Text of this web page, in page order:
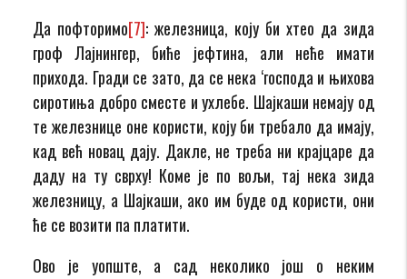
Да пофторимо[7]: железница, коју би хтео да зида
гроф Лајнингер, биће јефтина, али неће имати
прихода. Гради се зато, да се нека ‘господа и њихова
сиротиња добро сместе и ухлебе. Шајкаши немају од
те железнице оне користи, коју би требало да имају,
кад већ новац дају. Дакле, не треба ни крајцаре да
даду на ту сврху! Коме је по вољи, тај нека зида
железницу, а Шајкаши, ако им буде од користи, они
ће се возити па платити.
Ово је уопште, а сад неколико још о неким